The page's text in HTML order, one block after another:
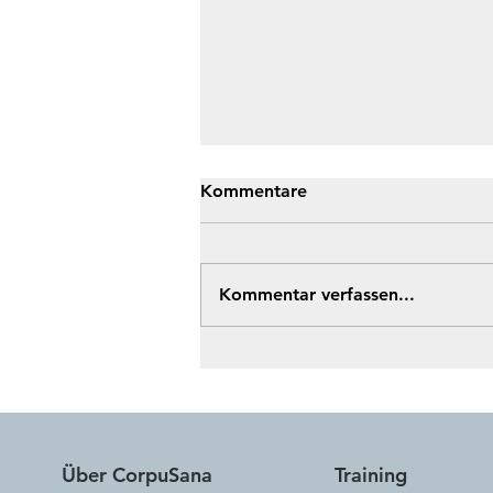
Nordsee-Zeitung
Kommentare
Kommentar verfassen...
Über CorpuSana Training